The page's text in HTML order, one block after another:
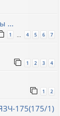
...
1 4 5 6 7
1 2 3 4
1 2
175(175/1)